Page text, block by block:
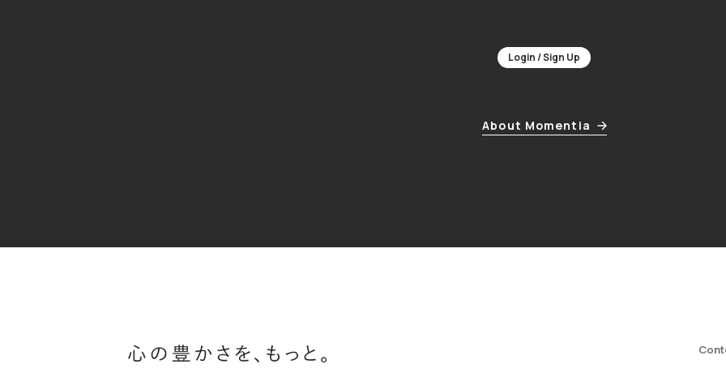
Login / Sign Up
About Momentia